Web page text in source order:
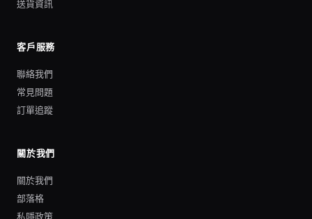
送貨資訊
客戶服務
聯絡我們
常見問題
訂單追蹤
關於我們
關於我們
部落格
私隱政策